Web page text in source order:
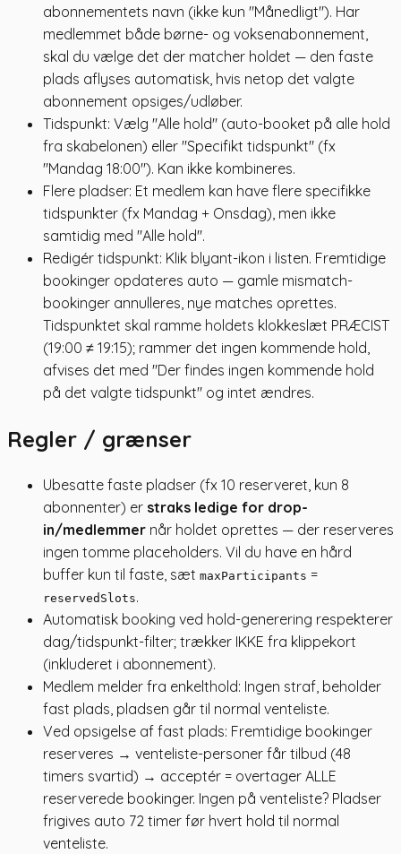
abonnementets navn (ikke kun "Månedligt"). Har
medlemmet både børne- og voksenabonnement,
skal du vælge det der matcher holdet — den faste
plads aflyses automatisk, hvis netop det valgte
abonnement opsiges/udløber.
Tidspunkt: Vælg "Alle hold" (auto-booket på alle hold
fra skabelonen) eller "Specifikt tidspunkt" (fx
"Mandag 18:00"). Kan ikke kombineres.
Flere pladser: Et medlem kan have flere specifikke
tidspunkter (fx Mandag + Onsdag), men ikke
samtidig med "Alle hold".
Redigér tidspunkt: Klik blyant-ikon i listen. Fremtidige
bookinger opdateres auto — gamle mismatch-
bookinger annulleres, nye matches oprettes.
Tidspunktet skal ramme holdets klokkeslæt PRÆCIST
(19:00 ≠ 19:15); rammer det ingen kommende hold,
afvises det med "Der findes ingen kommende hold
på det valgte tidspunkt" og intet ændres.
Regler / grænser
Ubesatte faste pladser (fx 10 reserveret, kun 8
abonnenter) er straks ledige for drop-
in/medlemmer når holdet oprettes — der reserveres
ingen tomme placeholders. Vil du have en hård
buffer kun til faste, sæt maxParticipants =
reservedSlots.
Automatisk booking ved hold-generering respekterer
dag/tidspunkt-filter; trækker IKKE fra klippekort
(inkluderet i abonnement).
Medlem melder fra enkelthold: Ingen straf, beholder
fast plads, pladsen går til normal venteliste.
Ved opsigelse af fast plads: Fremtidige bookinger
reserveres → venteliste-personer får tilbud (48
timers svartid) → acceptér = overtager ALLE
reserverede bookinger. Ingen på venteliste? Pladser
frigives auto 72 timer før hvert hold til normal
venteliste.